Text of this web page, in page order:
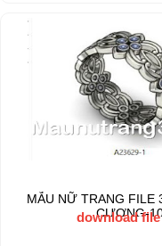
MẪU NỮ TRANG FILE
CƯƠNG-
download file